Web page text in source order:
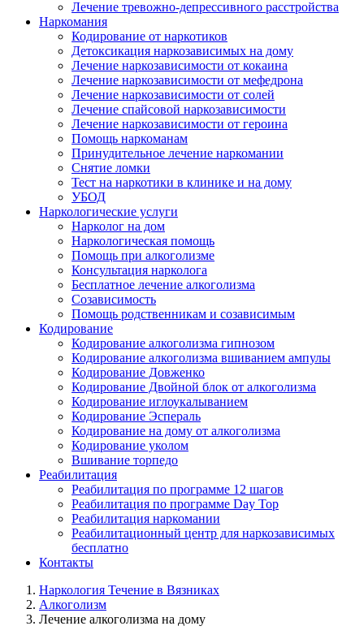
Лечение тревожно-депрессивного расстройства
Наркомания
Кодирование от наркотиков
Детоксикация наркозависимых на дому
Лечение наркозависимости от кокаина
Лечение наркозависимости от мефедрона
Лечение наркозависимости от солей
Лечение спайсовой наркозависимости
Лечение наркозависимости от героина
Помощь наркоманам
Принудительное лечение наркомании
Снятие ломки
Тест на наркотики в клинике и на дому
УБОД
Наркологические услуги
Нарколог на дом
Наркологическая помощь
Помощь при алкоголизме
Консультация нарколога
Бесплатное лечение алкоголизма
Созависимость
Помощь родственникам и созависимым
Кодирование
Кодирование алкоголизма гипнозом
Кодирование алкоголизма вшиванием ампулы
Кодирование Довженко
Кодирование Двойной блок от алкоголизма
Кодирование иглоукалыванием
Кодирование Эспераль
Кодирование на дому от алкоголизма
Кодирование уколом
Вшивание торпедо
Реабилитация
Реабилитация по программе 12 шагов
Реабилитация по программе Day Top
Реабилитация наркомании
Реабилитационный центр для наркозависимых
бесплатно
Контакты
Наркология Течение в Вязниках
Алкоголизм
Лечение алкоголизма на дому